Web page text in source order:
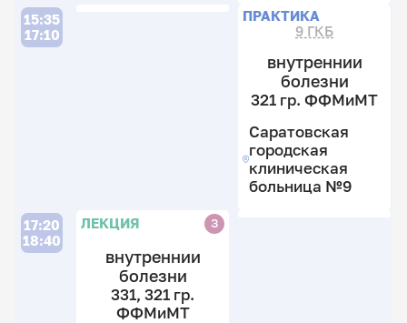
15:35
17:10
ПРАКТИКА
9 ГКБ
внутреннии
болезни
321 гр. ФФМиМТ
Саратовская
городская
клиническая
больница №9
17:20
18:40
ЛЕКЦИЯ З
внутреннии
болезни
331, 321 гр.
ФФМиМТ